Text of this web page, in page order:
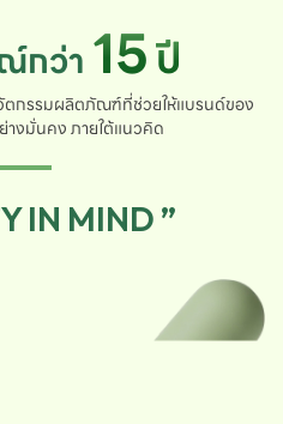
กว่า 15ปี
กรรมผลิตภัณฑ์ที่ช่วยให้แบรนด์ของ
างมั่นคง ภายใต้แนวคิด
IN MIND ”